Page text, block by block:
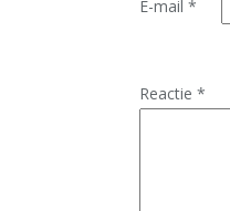
E-mail *
Reactie *